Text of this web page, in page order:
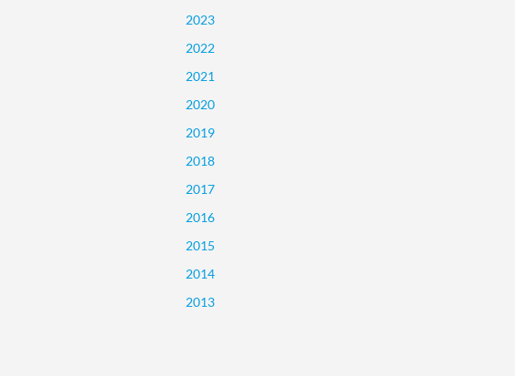
2023
2022
2021
2020
2019
2018
2017
2016
2015
2014
2013